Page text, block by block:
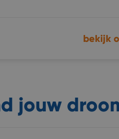
bekijk
jouw